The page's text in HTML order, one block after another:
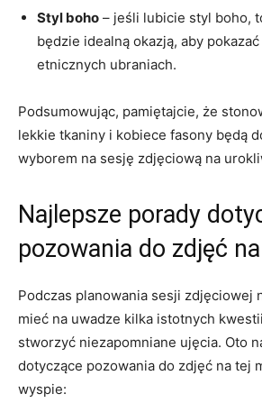
Styl boho – jeśli lubicie‌ styl boho,
będzie idealną okazją, aby
etnicznych ubraniach.
Podsumowując, pamiętajcie, że
lekkie tkaniny ​i kobiece fasony będą
wyborem na sesję zdjęciową na
Najlepsze porady
pozowania do zdjęć
Podczas planowania‍ sesji zdjęciowej
mieć na uwadze kilka ‍istotnych
stworzyć niezapomniane ujęcia. Oto
dotyczące pozowania do‌ zdjęć ⁣na tej
wyspie: